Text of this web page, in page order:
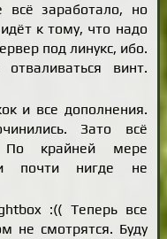
всё заработало, но
к тому, что надо
под линукс, ибо.
винт.
и все дополнения.
Зато всё
По крайней мере
почти нигде не
:(( Теперь все
не смотрятся. Буду